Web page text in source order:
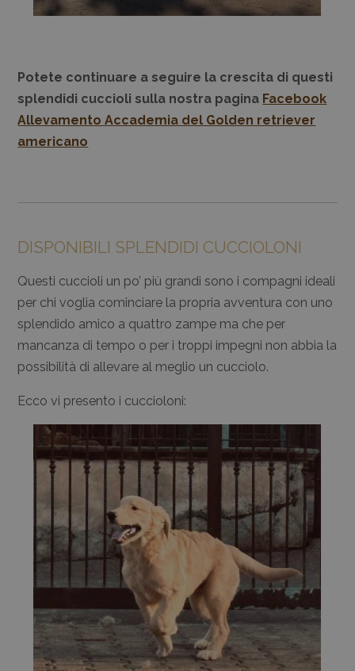
Potete continuare a seguire la crescita di questi
splendidi cuccioli sulla nostra pagina Facebook
Allevamento Accademia del Golden retriever
americano
DISPONIBILI SPLENDIDI CUCCIOLONI
Questi cuccioli un po’ più grandi sono i compagni ideali
per chi voglia cominciare la propria avventura con uno
splendido amico a quattro zampe ma che per
mancanza di tempo o per i troppi impegni non abbia la
possibilità di allevare al meglio un cucciolo.
Ecco vi presento i cuccioloni: